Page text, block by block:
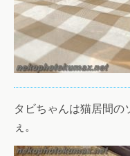
タビちゃんは猫居間
ぇ。